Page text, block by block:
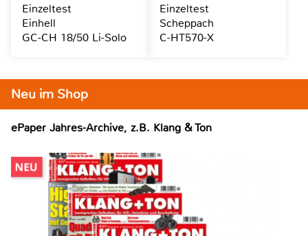
Neu im Shop
ePaper Jahres-Archive, z.B. Klang & Ton
Einzeltest
Einhell
GC-CH 18/50 Li-Solo
Einzeltest
Scheppach
C-HT570-X